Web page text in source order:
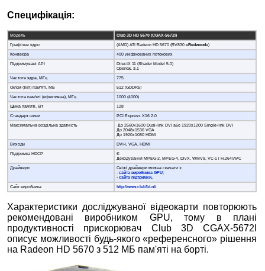
Специфікація:
Модель
Club 3D HD 5670 (CGAX-5672I)
Графічне ядро
(AMD) ATI Radeon HD 5670 (RV830«Redwood»)
Конвеєра
400 уніфікованих потокових
Підтримувані API
DirectХ 11 (Shader Model 5.0)
OpenGL 3.1
Частота ядра, МГц
775
Об'єм (тип) пам'яті, МБ
512 (GDDR5)
Частота пам'яті (ефективна), МГц
1000 (4000)
Шина пам'яті, біт
128
Стандарт шини
PCI Express X16 2.0
Максимальна роздільна здатність
До 2560x1600 Dual-link DVI або 1920x1200 Single-link DVI
До 2048x1536 VGA
До 1920x1080 HDMI
Виходи
DVI-I, VGA, HDMI
Підтримка HDCP
Є
Декодування MPEG-2, MPEG-4, DivX, WMV9, VC-1 і H.264/AVC
Драйвери
Свіжі драйвери можна скачати з:
-сайта виробника GPU;
- сайта підтримки.
Сайт виробника
http://www.club3d.nl/
Характеристики досліджуваної відеокарти повторюють
рекомендовані виробником GPU, тому в плані
продуктивності прискорювач Club 3D CGAX-5672I
описує можливості будь-якого «референсного» рішення
на Radeon HD 5670 з 512 МБ пам'яті на борті.